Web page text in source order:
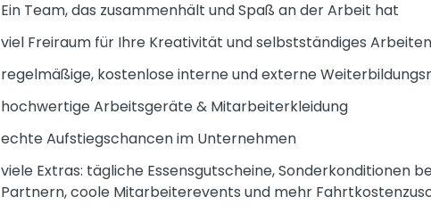
Ein Team, das zusammenhält und Spaß an der Arbeit hat
viel Freiraum für Ihre Kreativität und selbstständiges Arbeiten
regelmäßige, kostenlose interne und externe
hochwertige Arbeitsgeräte & Mitarbeiterkleidung
echte Aufstiegschancen im Unternehmen
viele Extras: tägliche Essensgutscheine, Sonderkonditionen
Partnern, coole Mitarbeiterevents und mehr